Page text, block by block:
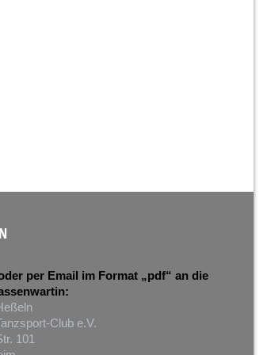
per Email im Format „pdf“ an die
Club e.V.
101